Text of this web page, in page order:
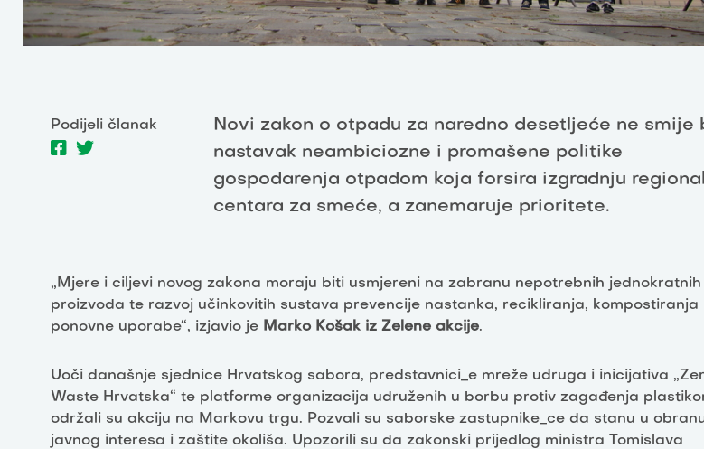
Podijeli članak
Novi zakon o otpadu za naredno desetljeće ne smije
nastavak neambiciozne i promašene politike
gospodarenja otpadom koja forsira izgradnju
centara za smeće, a zanemaruje prioritete.
„Mjere i ciljevi novog zakona moraju biti usmjereni na zabranu nepotrebnih jednokratnih
proizvoda te razvoj učinkovitih sustava prevencije nastanka, recikliranja, kompostiranja
ponovne uporabe“, izjavio je Marko Košak iz Zelene akcije.
Uoči današnje sjednice Hrvatskog sabora, predstavnici_e mreže udruga i inicijativa
Waste Hrvatska“ te platforme organizacija udruženih u borbu protiv zagađenja
održali su akciju na Markovu trgu. Pozvali su saborske zastupnike_ce da stanu u
javnog interesa i zaštite okoliša. Upozorili su da zakonski prijedlog ministra Tomislava